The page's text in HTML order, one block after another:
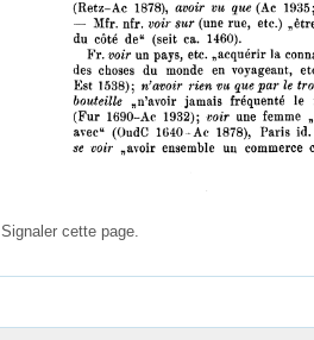
Signaler cette page.